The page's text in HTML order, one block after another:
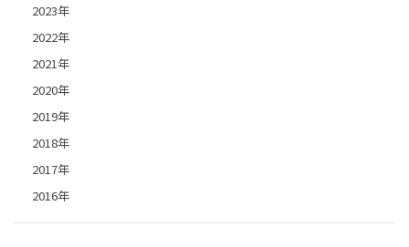
2023年
2022年
2021年
2020年
2019年
2018年
2017年
2016年